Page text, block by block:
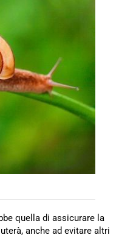
quella di assicurare la
anche ad evitare altri